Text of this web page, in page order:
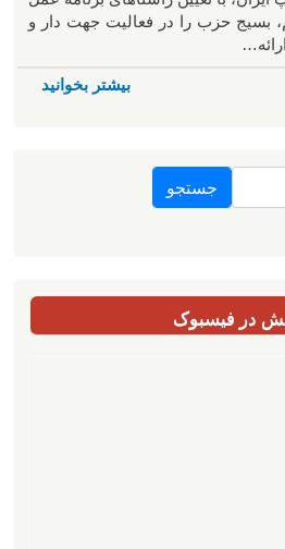
حزب را در فعالیت جهت دار و
بیشتر بخوانید
در فیسبوک